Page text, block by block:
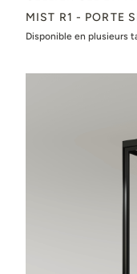
MIST R1 - PORTE
Disponible en plusieurs